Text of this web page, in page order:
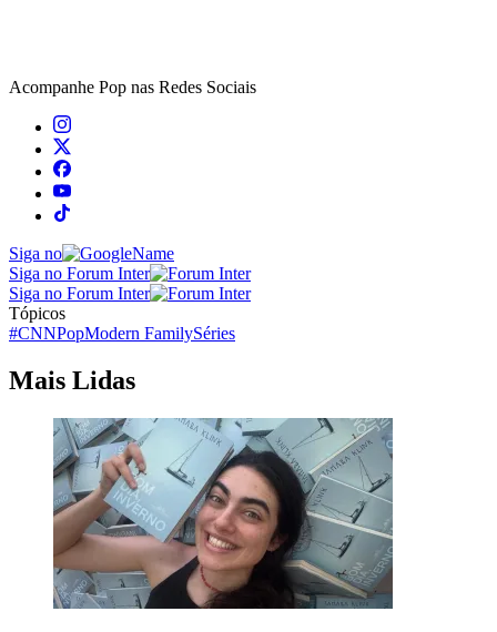
Acompanhe Pop nas Redes Sociais
Siga no
Siga no Forum Inter
Siga no Forum Inter
Tópicos
#CNNPopModern FamilySéries
Mais Lidas